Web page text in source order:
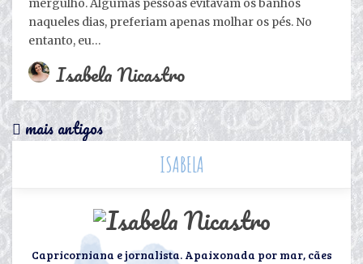
mergulho. Algumas pessoas evitavam os banhos
naqueles dias, preferiam apenas molhar os pés. No
entanto, eu…
Isabela Nicastro
mais antigos
ISABELA
Capricorniana e jornalista. Apaixonada por mar, cães